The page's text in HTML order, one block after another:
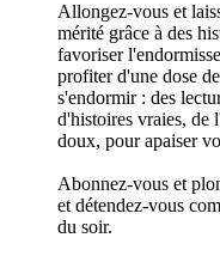
Allongez-vous et
mérité grâce à des
favoriser
profiter d'une dose
s'endormir : des
d'histoires vraies, de
doux, pour apaiser
Abonnez-vous et
et détendez-vous
du soir.